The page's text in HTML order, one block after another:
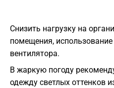
Снизить нагрузку на
помещения,
вентилятора.
В жаркую погоду
одежду светлых оттенков